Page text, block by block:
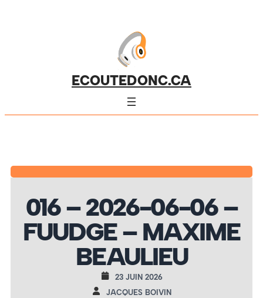
ECOUTEDONC.CA
016 – 2026-06-06 –
FUUDGE – MAXIME
BEAULIEU
23 JUIN 2026
JACQUES BOIVIN